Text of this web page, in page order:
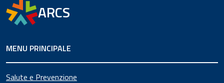
ARCS
MENU PRINCIPALE
Salute e Prevenzione